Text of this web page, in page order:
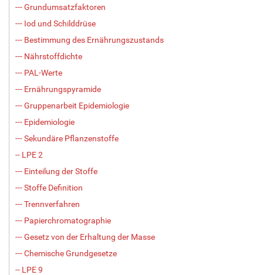
--- Grundumsatzfaktoren
--- Iod und Schilddrüse
--- Bestimmung des Ernährungszustands
--- Nährstoffdichte
--- PAL-Werte
--- Ernährungspyramide
--- Gruppenarbeit Epidemiologie
--- Epidemiologie
--- Sekundäre Pflanzenstoffe
-- LPE 2
--- Einteilung der Stoffe
--- Stoffe Definition
--- Trennverfahren
--- Papierchromatographie
--- Gesetz von der Erhaltung der Masse
--- Chemische Grundgesetze
-- LPE 9